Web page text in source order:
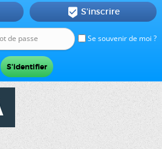
Se souvenir de moi ?
 S'inscrire